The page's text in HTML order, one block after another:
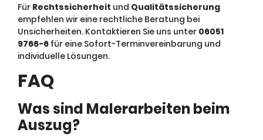
Für Rechtssicherheit und Qualitätssicherung
empfehlen wir eine rechtliche Beratung bei
Unsicherheiten. Kontaktieren Sie uns unter 06051
9766-6 für eine Sofort-Terminvereinbarung und
individuelle Lösungen.
FAQ
Was sind Malerarbeiten beim
Auszug?